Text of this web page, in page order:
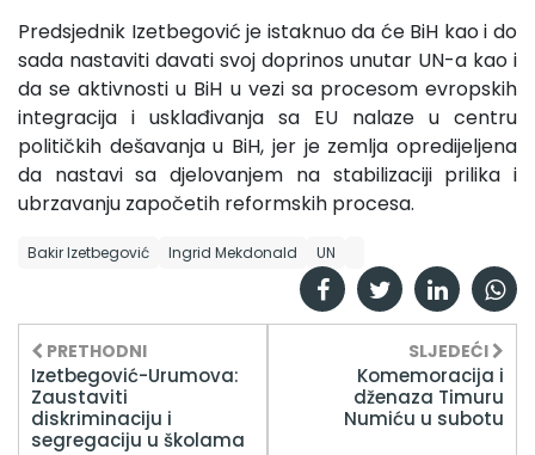
Predsjednik Izetbegović je istaknuo da će BiH kao i do
sada nastaviti davati svoj doprinos unutar UN-a kao i
da se aktivnosti u BiH u vezi sa procesom evropskih
integracija i usklađivanja sa EU nalaze u centru
političkih dešavanja u BiH, jer je zemlja opredijeljena
da nastavi sa djelovanjem na stabilizaciji prilika i
ubrzavanju započetih reformskih procesa.
Bakir Izetbegović Ingrid Mekdonald UN
PRETHODNI
Izetbegović-Urumova:
Zaustaviti
diskriminaciju i
segregaciju u školama
SLJEDEĆI
Komemoracija i
dženaza Timuru
Numiću u subotu